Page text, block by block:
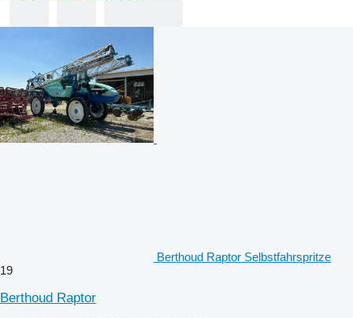
Berthoud Raptor Selbstfahrspritze
19
Berthoud Raptor